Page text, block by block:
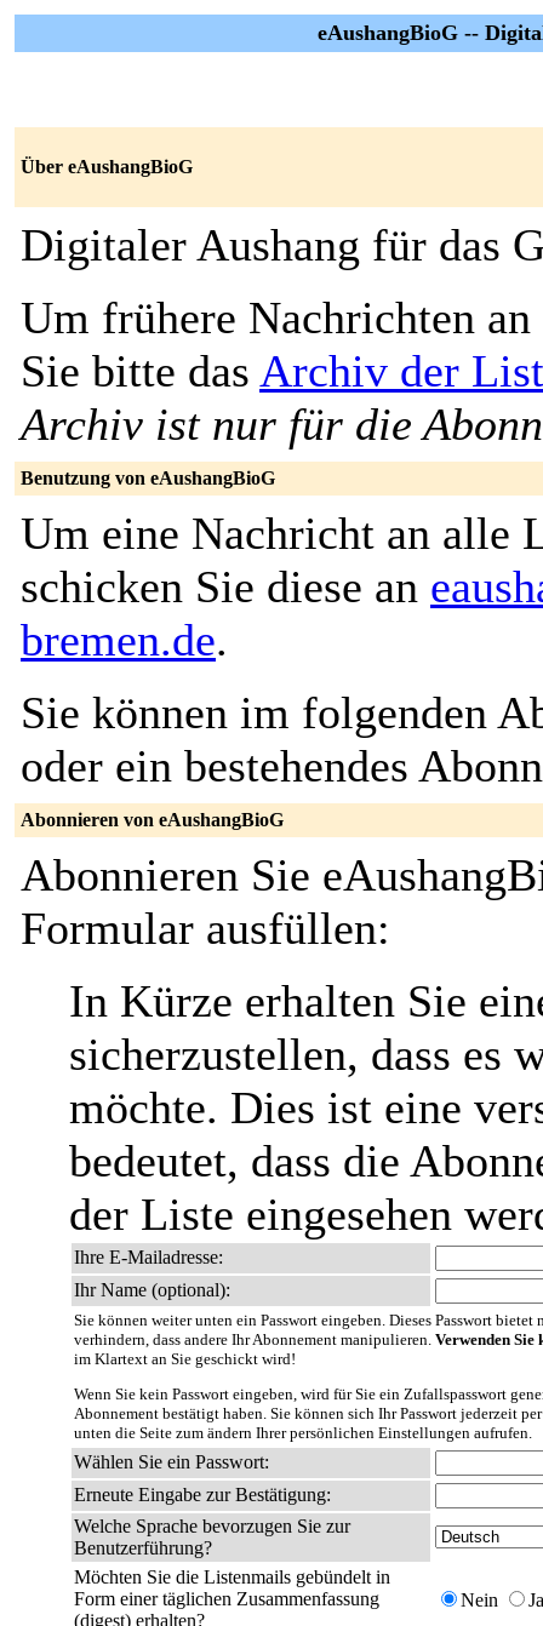
eAushangBioG --
Über eAushangBioG
Digitaler Aushang für das
Um frühere Nachrichten an
Sie bitte das Archiv der
Archiv ist nur für die
Benutzung von eAushangBioG
Um eine Nachricht an alle
schicken Sie diese an
bremen.de.
Sie können im folgenden
oder ein bestehendes
Abonnieren von eAushangBioG
Abonnieren Sie
Formular ausfüllen:
In Kürze erhalten Sie
sicherzustellen, dass es
möchte. Dies ist eine
bedeutet, dass die
der Liste eingesehen
Ihre E-Mailadresse:
Ihr Name (optional):
Sie können weiter unten ein Passwort eingeben. Dieses Passwort
verhindern, dass andere Ihr Abonnement manipulieren. Verwenden Sie
im Klartext an Sie geschickt wird!
Wenn Sie kein Passwort eingeben, wird für Sie ein Zufallspasswort
Abonnement bestätigt haben. Sie können sich Ihr Passwort jederzeit
unten die Seite zum ändern Ihrer persönlichen Einstellungen aufrufen.
Wählen Sie ein Passwort:
Erneute Eingabe zur Bestätigung:
Welche Sprache bevorzugen Sie zur
Benutzerführung?
Möchten Sie die Listenmails gebündelt in
Form einer täglichen Zusammenfassung
(digest) erhalten?
Nein Ja